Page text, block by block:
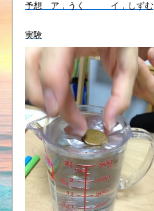
予想 ア．うく イ．しずむ
実験